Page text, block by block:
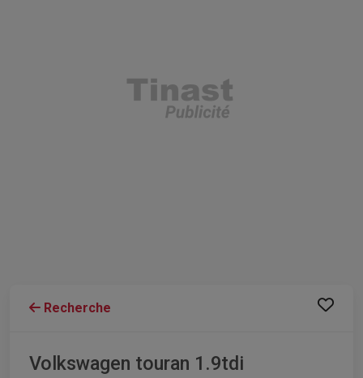
Recherche
Volkswagen touran 1.9tdi